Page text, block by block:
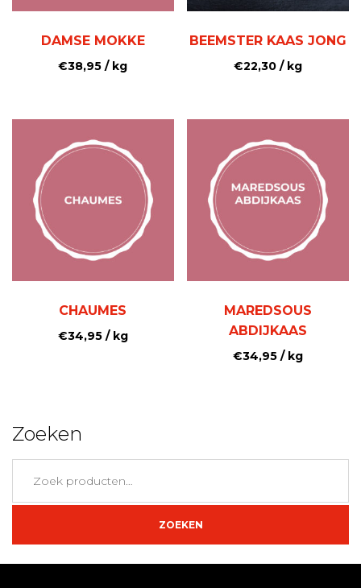
DAMSE MOKKE
€38,95 / kg
BEEMSTER KAAS JONG
€22,30 / kg
CHAUMES
€34,95/ kg
MAREDSOUS
ABDIJKAAS
€34,95 / kg
Zoeken
naar:
ZOEKEN